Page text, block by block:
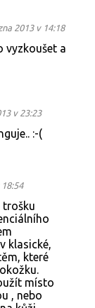
2013 v 14:18
vyzkoušet a
v 23:23
:-(
trošku
klasické,
které
místo
, nebo